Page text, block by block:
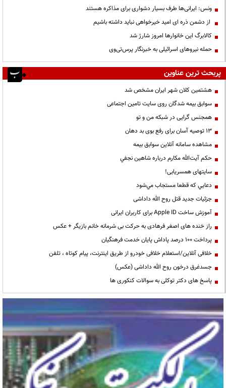
ونس: ایرانی‌ها طرف بسیار دشواری برای مذاکره هستند
از دشمن ذره ای امید خیرخواهی نباید داشته باشیم
کالابرگ این خانوارها امروز شارژ شد
حمله نیروهای اسرائیلی به خبرنگار پرس‌تی‌وی
پربحث ترین عناوین
هشتمین کلان شهر ایران مشخص شد
سوابق بیمه شدگان روی سایت تامین اجتماعی
همجنس گرایی در شبکه من و تو
13 توصیه آسان برای رفع بوی بد دهان
مشاهده سامانه آنلاين سوابق بیمه
حكم آيت‌الله مكارم درباره شاهين نجفي
سایتهای همسریابی!
دعايي كه قطعا مستجاب مي‌شود
جزئیات جدید قتل روح الله داداشی
آموزش ساخت Apple ID برای کاربران ایرانی
راز خنده های اصغر فرهادی به حرکت بی شرمانه خانم بازیگر + عکس
پرداخت ۱۰۰ درصد پاداش پایان خدمت فرهنگیان
خلافی آنلاین/استعلام خلافی خودرو از طریق اینترنت، پیام کوتاه ، تلفن
جسدغرق درخون روح الله داداشی (عکس)
پاسخ های دکتر توکلی به سوالات کنکوری ها